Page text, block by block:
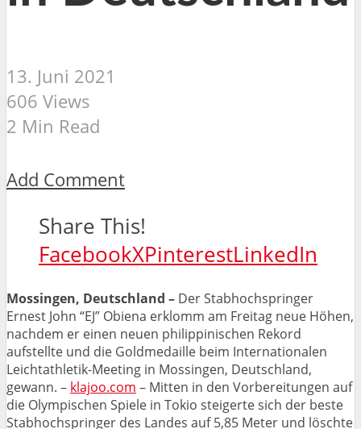
13. Juni 2021
606 Views
2 Min Read
Add Comment
Share This!
FacebookXPinterestLinkedIn
Mossingen, Deutschland – Der Stabhochspringer
Ernest John “EJ” Obiena erklomm am Freitag neue Höhen,
nachdem er einen neuen philippinischen Rekord
aufstellte und die Goldmedaille beim Internationalen
Leichtathletik-Meeting in Mossingen, Deutschland,
gewann. – klajoo.com – Mitten in den Vorbereitungen auf
die Olympischen Spiele in Tokio steigerte sich der beste
Stabhochspringer des Landes auf 5,85 Meter und löschte